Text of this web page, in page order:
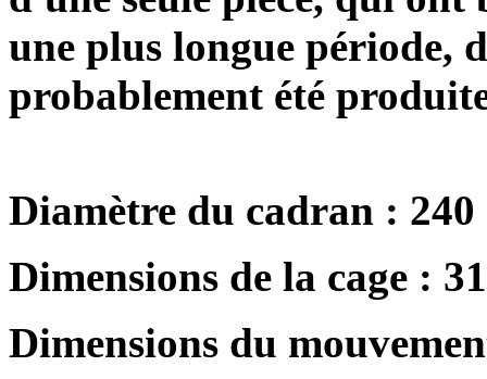
une plus longue période,
probablement été
Diamètre du cadran : 240
Dimensions de la cage :
Dimensions du